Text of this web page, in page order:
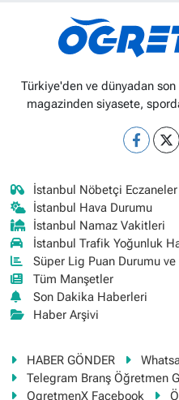
Türkiye'den ve dünyadan
magazinden siyasete,
İstanbul Nöbetçi Eczaneler
İstanbul Hava Durumu
İstanbul Namaz Vakitleri
İstanbul Trafik Yoğunluk
Süper Lig Puan Durumu
Tüm Manşetler
Son Dakika Haberleri
Haber Arşivi
HABER GÖNDER
Telegram Branş Öğretmen
OgretmenX Facebook